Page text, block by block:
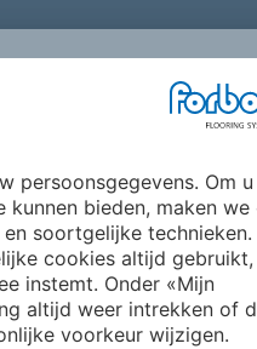
DUURZAAMHEID
persoonsgegevens. Om u
bieden, maken we
soortgelijke technieken.
cookies altijd gebruikt,
instemt. Onder «Mijn
altijd weer intrekken of
voorkeur wijzigen.